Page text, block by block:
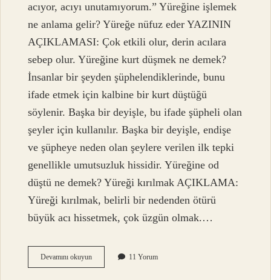
acıyor, acıyı unutamıyorum.” Yüreğine işlemek
ne anlama gelir? Yüreğe nüfuz eder YAZININ
AÇIKLAMASI: Çok etkili olur, derin acılara
sebep olur. Yüreğine kurt düşmek ne demek?
İnsanlar bir şeyden şüphelendiklerinde, bunu
ifade etmek için kalbine bir kurt düştüğü
söylenir. Başka bir deyişle, bu ifade şüpheli olan
şeyler için kullanılır. Başka bir deyişle, endişe
ve şüpheye neden olan şeylere verilen ilk tepki
genellikle umutsuzluk hissidir. Yüreğine od
düştü ne demek? Yüreği kırılmak AÇIKLAMA:
Yüreği kırılmak, belirli bir nedenden ötürü
büyük acı hissetmek, çok üzgün olmak.…
Devamını okuyunYüreğine
Çökmek
11 Yorum